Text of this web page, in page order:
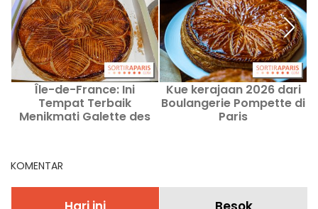
Île-de-France: Ini
Tempat Terbaik
Menikmati Galette des
Kue kerajaan 2026 dari
Boulangerie Pompette di
Paris
KOMENTAR